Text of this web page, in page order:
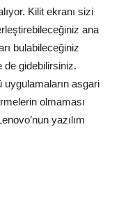
Kilit ekranı sizi
ana
bulabileceğiniz
gidebilirsiniz.
uygulamaların asgari
olmaması
yazılım